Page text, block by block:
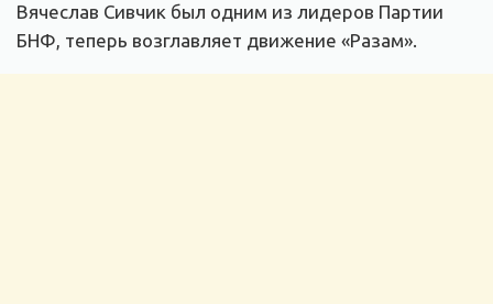
Вячеслав Сивчик был одним из лидеров Партии
БНФ, теперь возглавляет движение «Разам».